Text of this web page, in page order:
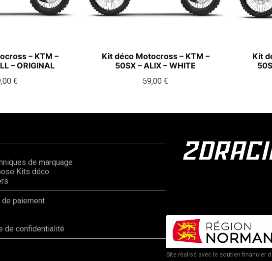
– KTM –
– ORIGINAL
€
Kit déco Motocross – KTM –
50SX – ALIX – WHITE
59,00€
Kit
de marquage
Kits déco
paiement
de confidentialité
Site réalisé avec le soutien financier